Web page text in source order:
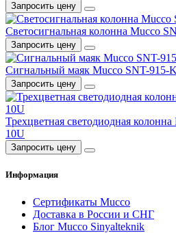
Запросить цену
Светосигнальная колонна Mucco
Запросить цену
Сигнальный маяк Mucco SNT-915-
Запросить цену
Трехцветная светодиодная
10U
Запросить цену
Информация
Сертификаты Mucco
Доставка в России и СНГ
Блог Mucco Sinyalteknik